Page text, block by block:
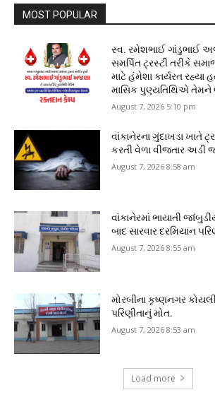
MOST POPULAR
સ્વ. રમેશભાઈ ગાંડુભાઈ
સમર્પિત ટ્રસ્ટી તરીકે
માટે હંમેશા કાર્યરત રહ્યા
માસિક પુણ્યતિથિએ તેમને
August 7, 2026 5:10 pm
વાંકાનેરના ગુંદાખડા ખાતે
કરતી વેળા વીજતાર અડી
August 7, 2026 8:58 am
વાંકાનેરમાં ભાયાતી
બાદ સારવાર દરમિયાન
August 7, 2026 8:55 am
મોરબીના કૃષ્ણનગર
પરિણીતાનું મોત.
August 7, 2026 8:53 am
Load more